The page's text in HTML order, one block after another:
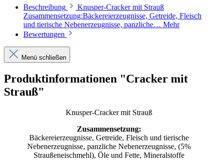
Beschreibung
Knusper-Cracker mit Strauß
Zusammensetzung:Bäckereierzeugnisse, Getreide, Fleisch
und tierische Nebenerzeugnisse, panzliche… Mehr
Bewertungen
Menü schließen
Produktinformationen "Cracker mit
Strauß"
Knusper-Cracker mit Strauß
Zusammensetzung:
Bäckereierzeugnisse, Getreide, Fleisch und tierische
Nebenerzeugnisse, panzliche Nebenerzeugnisse, (5%
Straußeneischmehl), Öle und Fette, Mineralstoffe